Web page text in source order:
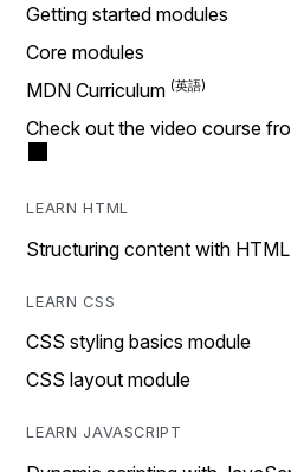
Getting started modules
Core modules
MDN Curriculum
Check out the video course
LEARN HTML
Structuring content with
LEARN CSS
CSS styling basics module
CSS layout module
LEARN JAVASCRIPT